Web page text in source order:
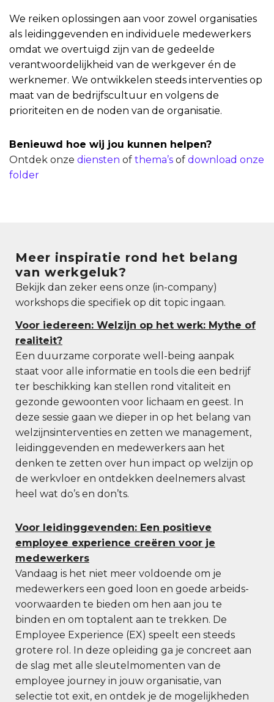
We reiken oplossingen aan voor zowel organisaties
als leidinggevenden en individuele medewerkers
omdat we overtuigd zijn van de gedeelde
verantwoordelijkheid van de werkgever én de
werknemer. We ontwikkelen steeds interventies op
maat van de bedrijfscultuur en volgens de
prioriteiten en de noden van de organisatie.
Benieuwd hoe wij jou kunnen helpen?
Ontdek onze diensten of thema’s of download onze
folder
Meer inspiratie rond het belang
van werkgeluk?
Bekijk dan zeker eens onze (in-company)
workshops die specifiek op dit topic ingaan.
Voor iedereen: Welzijn op het werk: Mythe of
realiteit?
Een duurzame corporate well-being aanpak
staat voor alle informatie en tools die een bedrijf
ter beschikking kan stellen rond vitaliteit en
gezonde gewoonten voor lichaam en geest. In
deze sessie gaan we dieper in op het belang van
welzijnsinterventies en zetten we management,
leidinggevenden en medewerkers aan het
denken te zetten over hun impact op welzijn op
de werkvloer en ontdekken deelnemers alvast
heel wat do’s en don’ts.
Voor leidinggevenden: Een positieve
employee experience creëren voor je
medewerkers
Vandaag is het niet meer voldoende om je
medewerkers een goed loon en goede arbeids-
voorwaarden te bieden om hen aan jou te
binden en om toptalent aan te trekken. De
Employee Experience (EX) speelt een steeds
grotere rol. In deze opleiding ga je concreet aan
de slag met alle sleutelmomenten van de
employee journey in jouw organisatie, van
selectie tot exit, en ontdek je de mogelijkheden